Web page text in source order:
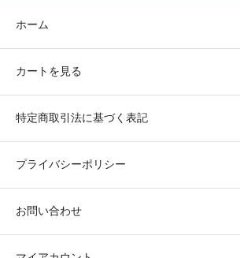
ホーム
カートを見る
特定商取引法に基づく表記
プライバシーポリシー
お問い合わせ